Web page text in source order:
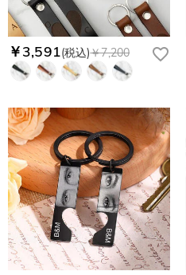
￥3,591(税込)￥7,200